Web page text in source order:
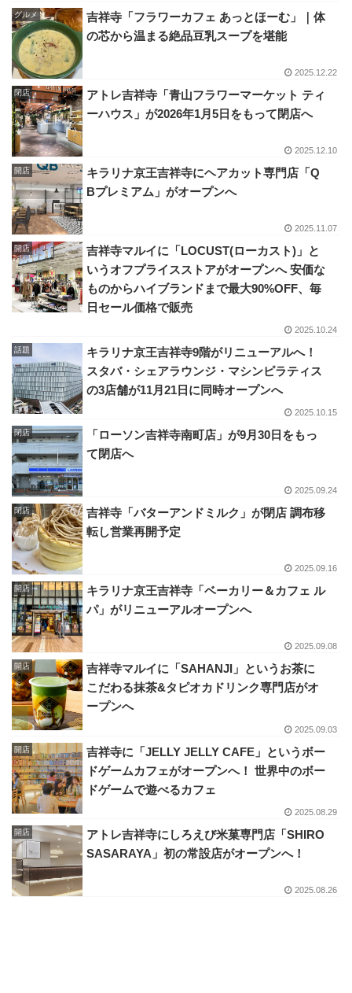
グルメ
吉祥寺「フラワーカフェ あっとほーむ」｜体
の芯から温まる絶品豆乳スープを堪能
2025.12.22
閉店
アトレ吉祥寺「青山フラワーマーケット ティ
ーハウス」が2026年1月5日をもって閉店へ
2025.12.10
開店
キラリナ京王吉祥寺にヘアカット専門店「Q
Bプレミアム」がオープンへ
2025.11.07
開店
吉祥寺マルイに「LOCUST(ローカスト)」と
いうオフプライスストアがオープンへ 安価な
ものからハイブランドまで最大90%OFF、毎
日セール価格で販売
2025.10.24
話題
キラリナ京王吉祥寺9階がリニューアルへ！
スタバ・シェアラウンジ・マシンピラティス
の3店舗が11月21日に同時オープンへ
2025.10.15
閉店
「ローソン吉祥寺南町店」が9月30日をもっ
て閉店へ
2025.09.24
閉店
吉祥寺「バターアンドミルク」が閉店 調布移
転し営業再開予定
2025.09.16
開店
キラリナ京王吉祥寺「ベーカリー＆カフェ ル
パ」がリニューアルオープンへ
2025.09.08
開店
吉祥寺マルイに「SAHANJI」というお茶に
こだわる抹茶&タピオカドリンク専門店がオ
ープンへ
2025.09.03
開店
吉祥寺に「JELLY JELLY CAFE」というボー
ドゲームカフェがオープンへ！ 世界中のボー
ドゲームで遊べるカフェ
2025.08.29
開店
アトレ吉祥寺にしろえび米菓専門店「SHIRO
SASARAYA」初の常設店がオープンへ！
2025.08.26